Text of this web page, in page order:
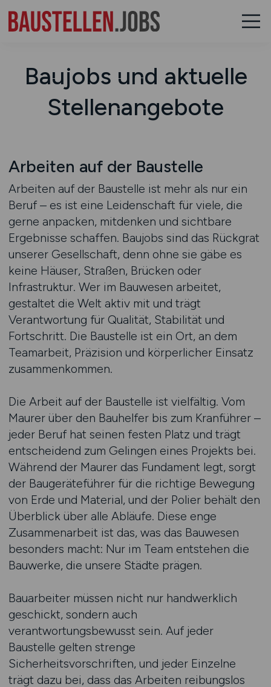
Baujobs und aktuelle
Stellenangebote
Arbeiten auf der Baustelle
Arbeiten auf der Baustelle ist mehr als nur ein
Beruf – es ist eine Leidenschaft für viele, die
gerne anpacken, mitdenken und sichtbare
Ergebnisse schaffen. Baujobs sind das Rückgrat
unserer Gesellschaft, denn ohne sie gäbe es
keine Häuser, Straßen, Brücken oder
Infrastruktur. Wer im Bauwesen arbeitet,
gestaltet die Welt aktiv mit und trägt
Verantwortung für Qualität, Stabilität und
Fortschritt. Die Baustelle ist ein Ort, an dem
Teamarbeit, Präzision und körperlicher Einsatz
zusammenkommen.
Die Arbeit auf der Baustelle ist vielfältig. Vom
Maurer über den Bauhelfer bis zum Kranführer –
jeder Beruf hat seinen festen Platz und trägt
entscheidend zum Gelingen eines Projekts bei.
Während der Maurer das Fundament legt, sorgt
der Baugeräteführer für die richtige Bewegung
von Erde und Material, und der Polier behält den
Überblick über alle Abläufe. Diese enge
Zusammenarbeit ist das, was das Bauwesen
besonders macht: Nur im Team entstehen die
Bauwerke, die unsere Städte prägen.
Bauarbeiter müssen nicht nur handwerklich
geschickt, sondern auch
verantwortungsbewusst sein. Auf jeder
Baustelle gelten strenge
Sicherheitsvorschriften, und jeder Einzelne
trägt dazu bei, dass das Arbeiten reibungslos